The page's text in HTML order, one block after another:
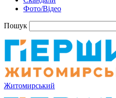
Фото/Відео
Пошук
Житомирський